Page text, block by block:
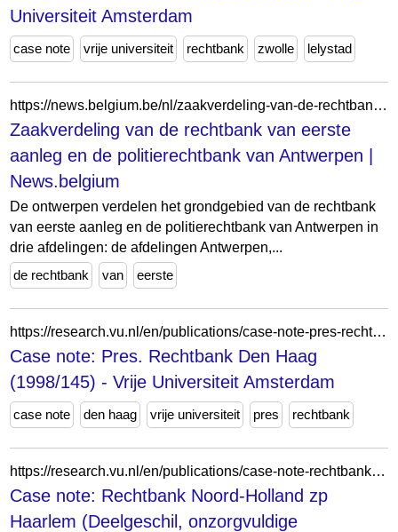
Universiteit Amsterdam
case note vrije universiteit rechtbank zwolle lelystad
https://news.belgium.be/nl/zaakverdeling-van-de-rechtbank-van-eerste-aanleg-en-de-politierechtbank-van-antwerpen
Zaakverdeling van de rechtbank van eerste
aanleg en de politierechtbank van Antwerpen |
News.belgium
De ontwerpen verdelen het grondgebied van de rechtbank
van eerste aanleg en de politierechtbank van Antwerpen in
drie afdelingen: de afdelingen Antwerpen,...
de rechtbank
van eerste
https://research.vu.nl/en/publications/case-note-pres-rechtbank-den-haag-1998145/
Case note: Pres. Rechtbank Den Haag
(1998/145) - Vrije Universiteit Amsterdam
case note den haag vrije universiteit pres rechtbank
https://research.vu.nl/en/publications/case-note-rechtbank-noord-holland-zp-haarlem-deelgeschil-onzorgvu/
Case note: Rechtbank Noord-Holland zp
Haarlem (Deelgeschil, onzorgvuldige